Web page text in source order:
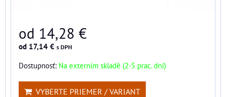
od 14,28 €
od 17,14 € s DPH
Dostupnosť: Na externím skladě (2-5 prac. dní)
VYBERTE PRIEMER / VARIANT